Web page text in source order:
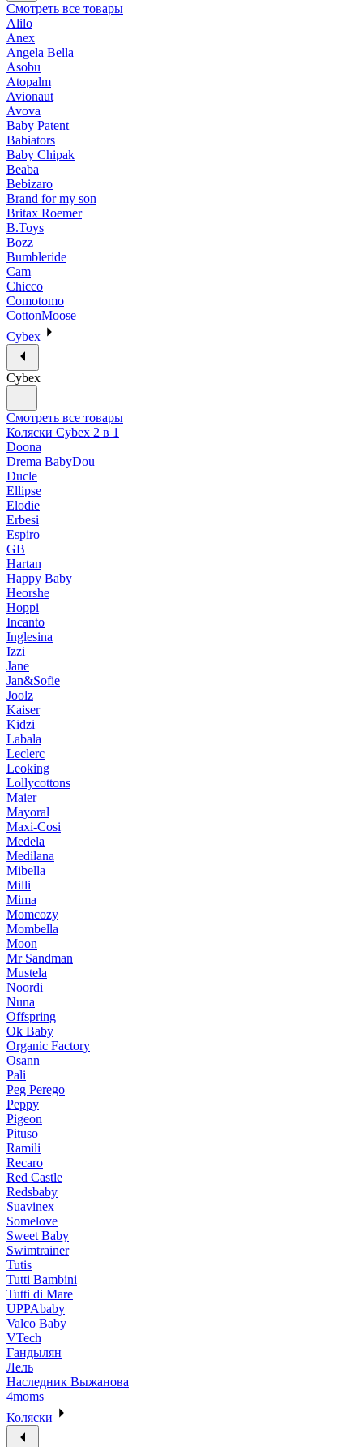
Смотреть все товары
Alilo
Anex
Angela Bella
Asobu
Atopalm
Avionaut
Avova
Baby Patent
Babiators
Baby Chipak
Beaba
Bebizaro
Brand for my son
Britax Roemer
B.Toys
Bozz
Bumbleride
Cam
Chicco
Comotomo
CottonMoose
Cybex
Cybex
Смотреть все товары
Коляски Cybex 2 в 1
Doona
Drema BabyDou
Ducle
Ellipse
Elodie
Erbesi
Espiro
GB
Hartan
Happy Baby
Heorshe
Hoppi
Incanto
Inglesina
Izzi
Jane
Jan&Sofie
Joolz
Kaiser
Kidzi
Labala
Leclerc
Leoking
Lollycottons
Maier
Mayoral
Maxi-Cosi
Medela
Medilana
Mibella
Milli
Mima
Momcozy
Mombella
Moon
Mr Sandman
Mustela
Noordi
Nuna
Offspring
Ok Baby
Organic Factory
Osann
Pali
Peg Perego
Peppy
Pigeon
Pituso
Ramili
Recaro
Red Castle
Redsbaby
Suavinex
Somelove
Sweet Baby
Swimtrainer
Tutis
Tutti Bambini
Tutti di Mare
UPPAbaby
Valco Baby
VTech
Гандылян
Лель
Наследник Выжанова
4moms
Коляски